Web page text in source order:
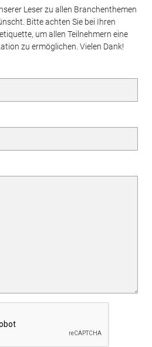
Leser zu allen Branchenthemen
Bitte achten Sie bei Ihren
um allen Teilnehmern eine
zu ermöglichen. Vielen Dank!